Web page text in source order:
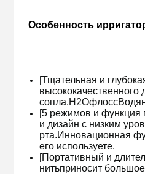
Особенность
[Тщательная и
сопла.H2Oфлосс
[5 режимов и функция
и дизайн с низким
рта.Инновационная
его используете.
[Портативный и
нитьприносит